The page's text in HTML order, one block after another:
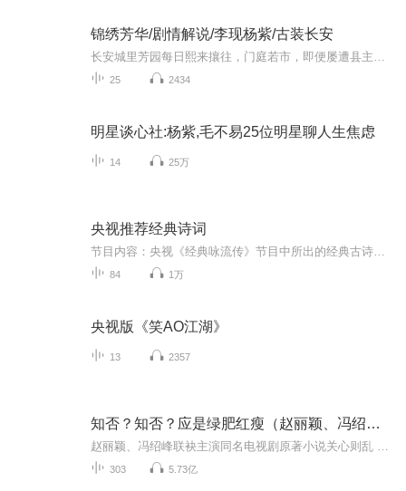
锦绣芳华/剧情解说/李现杨紫/古装长安
25 2434
明星谈心社:杨紫,毛不易25位明星聊人生焦虑
14 25万
央视推荐经典诗词
84 1万
央视版《笑AO江湖》
13 2357
知否？知否？应是绿肥红瘦（赵丽颖、冯绍峰、朱一龙主演电视剧）关心则乱
303 5.73亿